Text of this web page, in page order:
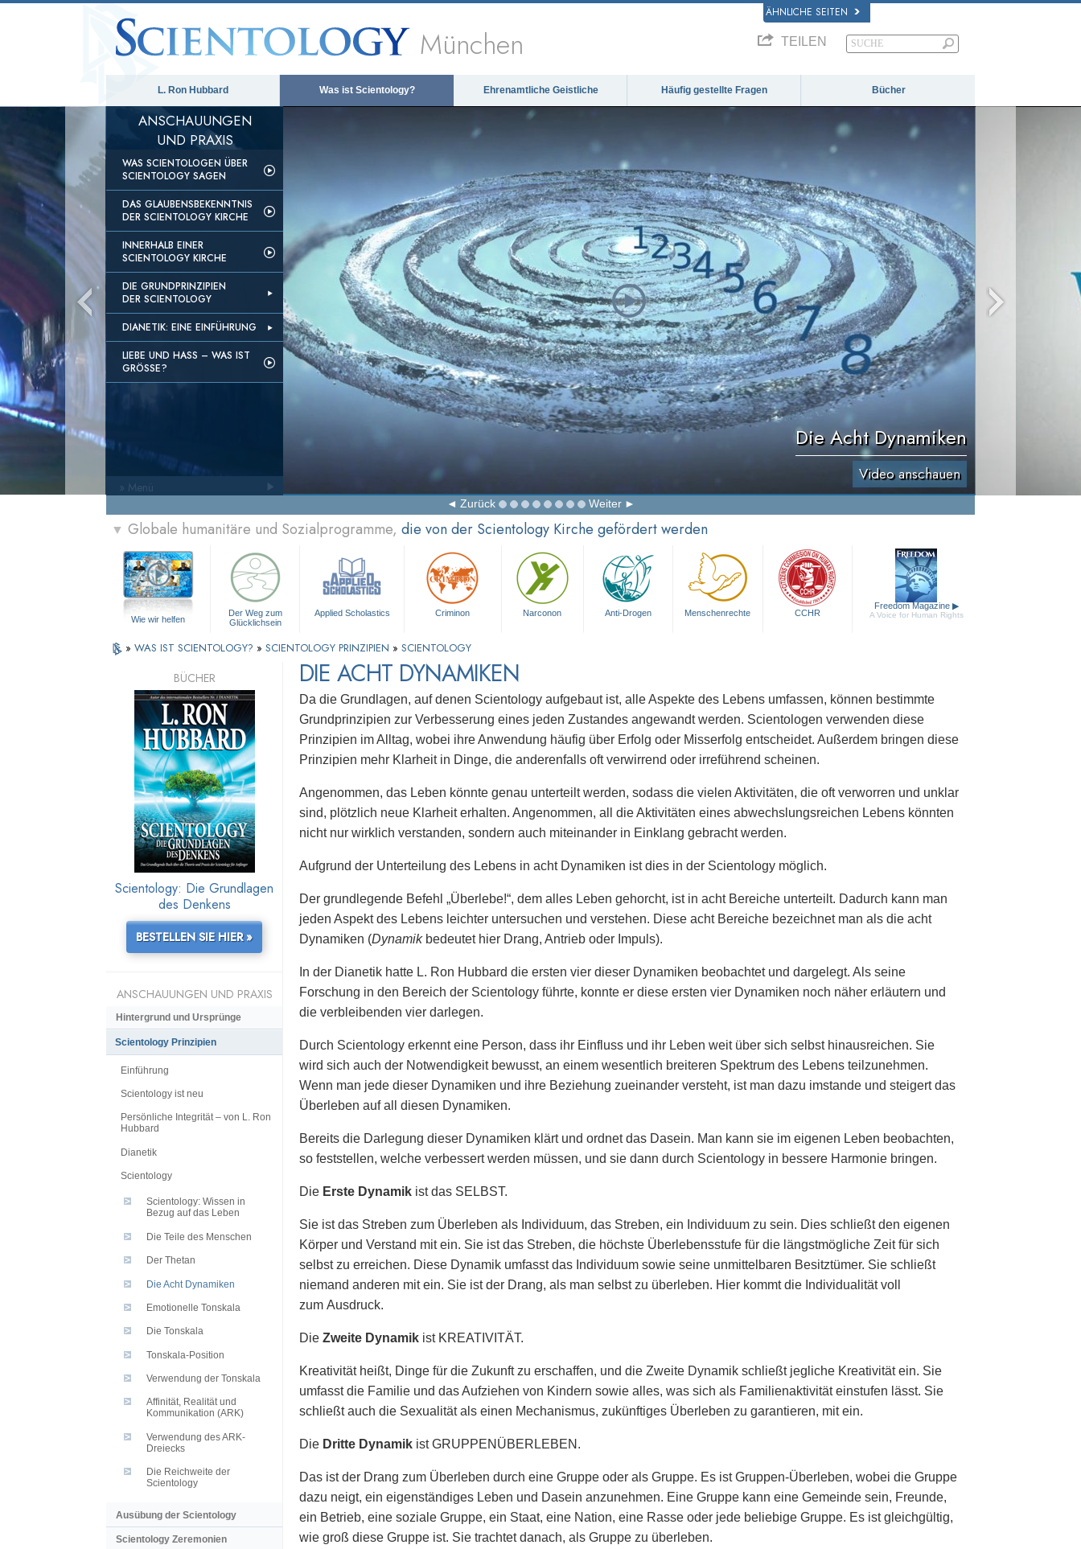
ÄHNLICHE SEITEN
München TEILEN
L. Ron Hubbard Was ist Scientology? Ehrenamtliche Geistliche Häufig gestellte Fragen Bücher
ANSCHAUUNGEN
UND PRAXIS
WAS SCIENTOLOGEN ÜBER
SCIENTOLOGY SAGEN
DAS GLAUBENSBEKENNTNIS
DER SCIENTOLOGY KIRCHE
INNERHALB EINER
SCIENTOLOGY KIRCHE
DIE GRUNDPRINZIPIEN
DER SCIENTOLOGY
DIANETIK: EINE EINFÜHRUNG
LIEBE UND HASS – WAS IST
GRÖSSE?
Die Acht Dynamiken
Video anschauen
Zurück Weiter
» Menü
▼ Globale humanitäre und Sozialprogramme, die von der Scientology Kirche gefördert werden
Wie wir helfen
Der Weg zum
Glücklichsein
Applied Scholastics Criminon Narconon Anti-Drogen Menschenrechte CCHR
Freedom Magazine ▶
A Voice for Human Rights
» WAS IST SCIENTOLOGY? » SCIENTOLOGY PRINZIPIEN » SCIENTOLOGY
DIE ACHT DYNAMIKEN
Da die Grundlagen, auf denen Scientology aufgebaut ist, alle Aspekte des Lebens umfassen, können bestimmte
Grundprinzipien zur Verbesserung eines jeden Zustandes angewandt werden. Scientologen verwenden diese
Prinzipien im Alltag, wobei ihre Anwendung häufig über Erfolg oder Misserfolg entscheidet. Außerdem bringen diese
Prinzipien mehr Klarheit in Dinge, die anderenfalls oft verwirrend oder irreführend scheinen.
Angenommen, das Leben könnte genau unterteilt werden, sodass die vielen Aktivitäten, die oft verworren und unklar
sind, plötzlich neue Klarheit erhalten. Angenommen, all die Aktivitäten eines abwechslungsreichen Lebens könnten
nicht nur wirklich verstanden, sondern auch miteinander in Einklang gebracht werden.
Aufgrund der Unterteilung des Lebens in acht Dynamiken ist dies in der Scientology möglich.
Der grundlegende Befehl „Überlebe!“, dem alles Leben gehorcht, ist in acht Bereiche unterteilt. Dadurch kann man
jeden Aspekt des Lebens leichter untersuchen und verstehen. Diese acht Bereiche bezeichnet man als die acht
Dynamiken (Dynamikbedeutet hier Drang, Antrieb oder Impuls).
In der Dianetik hatte L. Ron Hubbard die ersten vier dieser Dynamiken beobachtet und dargelegt. Als seine
Forschung in den Bereich der Scientology führte, konnte er diese ersten vier Dynamiken noch näher erläutern und
die verbleibenden vier darlegen.
Durch Scientology erkennt eine Person, dass ihr Einfluss und ihr Leben weit über sich selbst hinausreichen. Sie
wird sich auch der Notwendigkeit bewusst, an einem wesentlich breiteren Spektrum des Lebens teilzunehmen.
Wenn man jede dieser Dynamiken und ihre Beziehung zueinander versteht, ist man dazu imstande und steigert das
Überleben auf all diesen Dynamiken.
Bereits die Darlegung dieser Dynamiken klärt und ordnet das Dasein. Man kann sie im eigenen Leben beobachten,
so feststellen, welche verbessert werden müssen, und sie dann durch Scientology in bessere Harmonie bringen.
Die Erste Dynamik ist das SELBST.
Sie ist das Streben zum Überleben als Individuum, das Streben, ein Individuum zu sein. Dies schließt den eigenen
Körper und Verstand mit ein. Sie ist das Streben, die höchste Überlebensstufe für die längstmögliche Zeit für sich
selbst zu erreichen. Diese Dynamik umfasst das Individuum sowie seine unmittelbaren Besitztümer. Sie schließt
niemand anderen mit ein. Sie ist der Drang, als man selbst zu überleben. Hier kommt die Individualität voll
zum Ausdruck.
Die Zweite Dynamik ist KREATIVITÄT.
Kreativität heißt, Dinge für die Zukunft zu erschaffen, und die Zweite Dynamik schließt jegliche Kreativität ein. Sie
umfasst die Familie und das Aufziehen von Kindern sowie alles, was sich als Familienaktivität einstufen lässt. Sie
schließt auch die Sexualität als einen Mechanismus, zukünftiges Überleben zu garantieren, mit ein.
Die Dritte Dynamik ist GRUPPENÜBERLEBEN.
Das ist der Drang zum Überleben durch eine Gruppe oder als Gruppe. Es ist Gruppen-Überleben, wobei die Gruppe
dazu neigt, ein eigenständiges Leben und Dasein anzunehmen. Eine Gruppe kann eine Gemeinde sein, Freunde,
ein Betrieb, eine soziale Gruppe, ein Staat, eine Nation, eine Rasse oder jede beliebige Gruppe. Es ist gleichgültig,
wie groß diese Gruppe ist. Sie trachtet danach, als Gruppe zu überleben.
BÜCHER
Scientology: Die Grundlagen
des Denkens
BESTELLEN SIE HIER »
ANSCHAUUNGEN UND PRAXIS
Hintergrund und Ursprünge
Scientology Prinzipien
Einführung
Scientology ist neu
Persönliche Integrität – von L. Ron
Hubbard
Dianetik
Scientology
Scientology: Wissen in
Bezug auf das Leben
Die Teile des Menschen
Der Thetan
Die Acht Dynamiken
Emotionelle Tonskala
Die Tonskala
Tonskala-Position
Verwendung der Tonskala
Affinität, Realität und
Kommunikation (ARK)
Verwendung des ARK-
Dreiecks
Die Reichweite der
Scientology
Ausübung der Scientology
Scientology Zeremonien